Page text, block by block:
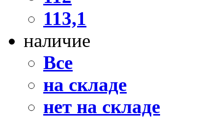
113,1
наличие
Все
на складе
нет на складе